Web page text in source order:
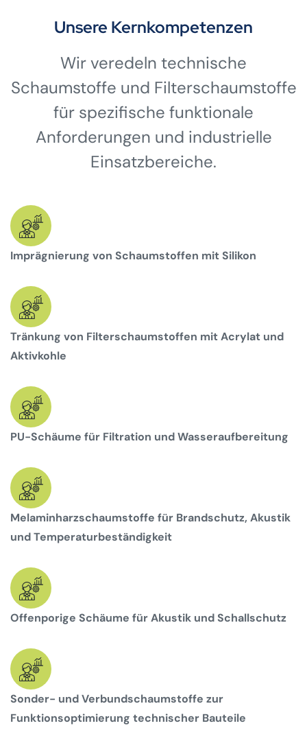
Unsere Kernkompetenzen
Wir veredeln technische
Schaumstoffe und Filterschaumstoffe
für spezifische funktionale
Anforderungen und industrielle
Einsatzbereiche.
Imprägnierung von Schaumstoffen mit Silikon
Tränkung von Filterschaumstoffen mit Acrylat und
Aktivkohle
PU-Schäume für Filtration und Wasseraufbereitung
Melaminharzschaumstoffe für Brandschutz, Akustik
und Temperaturbeständigkeit
Offenporige Schäume für Akustik und Schallschutz
Sonder- und Verbundschaumstoffe zur
Funktionsoptimierung technischer Bauteile